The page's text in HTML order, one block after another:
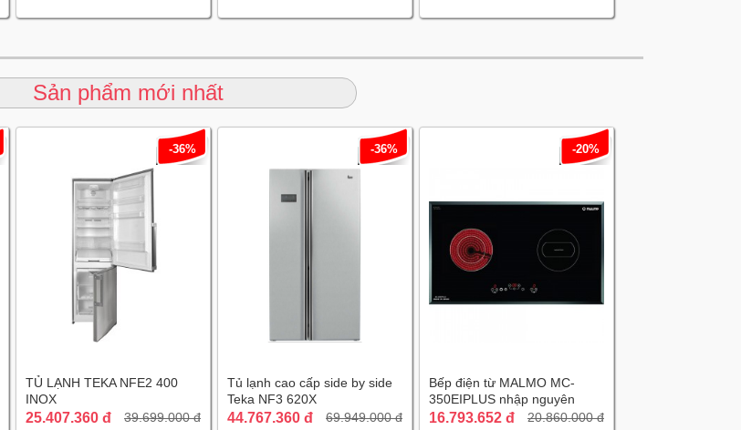
Sản phẩm mới nhất
-36%
TỦ LẠNH TEKA NFE2 400
INOX
25.407.360 đ 39.699.000 đ
-36%
Tủ lạnh cao cấp side by side
Teka NF3 620X
44.767.360 đ 69.949.000 đ
-20%
Bếp điện từ MALMO MC-
350EIPLUS nhập nguyên
chiếc Tây Ban Nha
16.793.652 đ 20.860.000 đ